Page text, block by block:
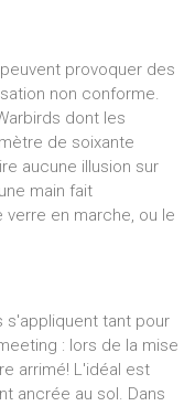
provoquer des
non conforme.
dont les
de soixante
aucune illusion sur
main fait
en marche, ou le
s'appliquent tant pour
: lors de la mise
arrimé! L'idéal est
ancrée au sol. Dans